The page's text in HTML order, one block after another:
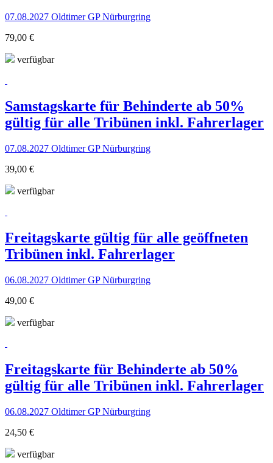
07.08.2027 Oldtimer GP Nürburgring
79,00 €
verfügbar
Samstagskarte für Behinderte ab 50%
gültig für alle Tribünen inkl. Fahrerlager
07.08.2027 Oldtimer GP Nürburgring
39,00 €
verfügbar
Freitagskarte gültig für alle geöffneten
Tribünen inkl. Fahrerlager
06.08.2027 Oldtimer GP Nürburgring
49,00 €
verfügbar
Freitagskarte für Behinderte ab 50%
gültig für alle Tribünen inkl. Fahrerlager
06.08.2027 Oldtimer GP Nürburgring
24,50 €
verfügbar